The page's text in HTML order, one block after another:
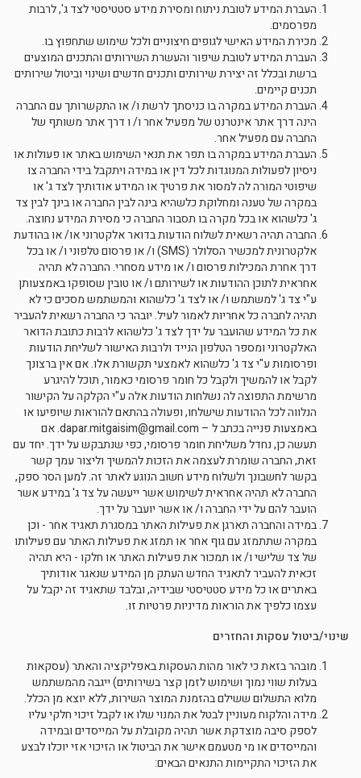
העברת המידע לטובת ניתוח ומסירת מידע סטטיסטי לצד ג', לרבות
מפרסמים.
מכירת המידע האישי לגופים חיצוניים ולכל שימוש שתחפוץ בו.
העברת המידע לטובת שיפור והעשרת השירותים והתכנים המוצעים
ברשת ובכלל זה יצירת שירותים ותכנים חדשים ושינוי וביטול שירותים
תכנים קיימים.
העברת המידע במקרה בו כניסתך לרשת ו/ או התקשרותך עם החברה
הינה דרך אתר אינטרנט של מפעיל אחר ו/ ו דרך אתר משותף של
החברה עם מפעיל אחר.
העברת המידע במקרה בו תפר את תנאי השימוש באתר או פעולות או
ניסיון לפעולות המנוגדות לכל דין או במידה ויתקבל בידי החברה צו
שיפוטי המורה לה למסור את פרטיך או המידע אודותיך לצד ג' או
במקרה של טענה ומחלוקת כלשהיא בינה לבין החברה או בינך לבין צד
ג' כלשהוא או בכל מקרה בו תסבור החברה כי מסירת המידע נחוצה.
החברה תהיה רשאית לשלוח הודעות בדואר אלקטרוני או/ או בהודעת
אלקטרונית למכשיר הסלולר (SMS) ו/ או פרסום טלפוני ו/ או בכל
דרך אחרת המכילות פרסום ו/ או מידע מסחרי. החברה לא תהיה
אחראית לתוכן ההודעות או לשירותם ו/ או טובין שסופקו באמצעותן
ע"י צד ג' למשתמש ו/ או לצד ג' כלשהוא והמשתמש מסכים כי לא
תהיה לחברה כל אחריות לאמור לעיל. יובהר כי החברה רשאית להעביר
את כל המידע שהועבר על ידך לצד ג' כלשהוא לרבות כתובת הדואר
האלקטרוני ומספר הטלפון הנייד ולרבות האישור לשליחת הודעות
ופרסומות ע"י צד ג' כלשהוא לאמצעי תקשורת אלו. אם אין ברצונך
לקבל או להמשיך ולקבל כל חומר פרסומי כאמור, תוכל להיגרע
מרשימת התפוצה לה נשלחות הודעות אלה ע"י הקלקה על הקישור
הנלווה לכל ההודעות שישלחו, ופעולה בהתאם להוראות שיופיעו או
באמצעות פנייה בכתב ל – dapar.mitgaisim@gmail.com. אם
תעשה כן, נחדל משליחת חומר פרסומי, כפי שנתבקש על ידך. יחד עם
זאת, החברה שומרת לעצמה את הזכות להמשיך וליצור עמך קשר
בקשר לחשבונך ולשלוח מידע חשוב הנוגע לאתר זה. למען הסר ספק,
החברה לא תהיה אחראית לשימוש אשר ייעשה על צד ג' במידע אשר
הועבר להם על ידי החברה ו/ או אשר יועבר על ידך.
במידה והחברה תארגן את פעילות האתר במסגרת תאגיד אחר - וכן
במקרה שתתמזג עם גוף אחר או תמזג את פעילות האתר עם פעילותו
של צד שלישי ו/ או תמכור את פעילות האתר או חלקו - היא תהיה
זכאית להעביר לתאגיד החדש העתק מן המידע שנאגר אודותיך
באתרים או כל מידע סטטיסטי שבידיה, ובלבד שתאגיד זה יקבל על
עצמו כלפיך את הוראות מדיניות פרטיות זו.
שינוי/ביטול עסקות והחזרים
מובהר בזאת כי לאור מהות העסקות באפליקציה והאתר (עסקאות
בעלות שווי נמוך ושימוש לזמן קצר בשירותים) ייגבה מהמשתמש
מלוא התשלום ששילם בהזמנת המוצר השירות, ללא יוצא מן הכלל.
מידה והלקוח מעוניין לבטל את המנוי שלו או לקבל זיכוי חלקי עליו
לספק סיבה מוצדקת אשר תהיה מקובלת על המייסדים ובמידה
והמייסדים או מי מטעמם אישר את הביטול או הזיכוי אזי יוכלו לבצע
את הזיכוי התקיימות התנאים הבאים: